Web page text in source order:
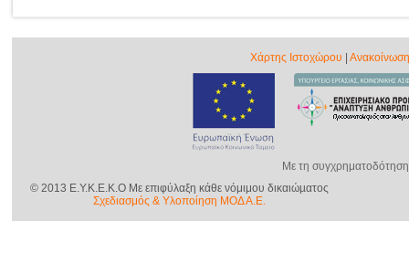
Χάρτης Ιστοχώρου |
Με τη
© 2013 E.Y.K.E.K.O Με επιφύλαξη κάθε νόμιμου δικαιώµατος
Σχεδιασμός & Yλοποίηση ΜΟΔ Α.Ε.